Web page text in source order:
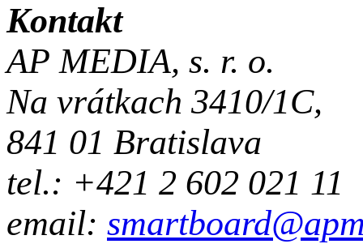
Kontakt
AP MEDIA, s. r. o.
Na vrátkach 3410/1C,
841 01 Bratislava
tel.: +421 2 602 021 11
email: